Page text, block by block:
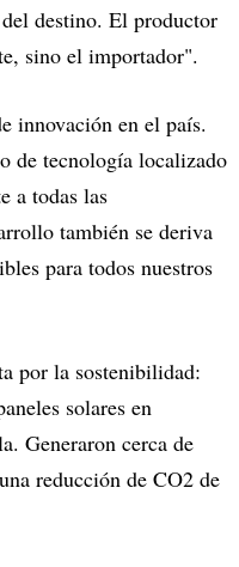
destino. El productor
sino el importador".
innovación en el país.
de tecnología localizado
a todas las
también se deriva
para todos nuestros
por la sostenibilidad:
solares en
Generaron cerca de
reducción de CO2 de